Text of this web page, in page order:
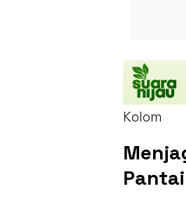
Kolom